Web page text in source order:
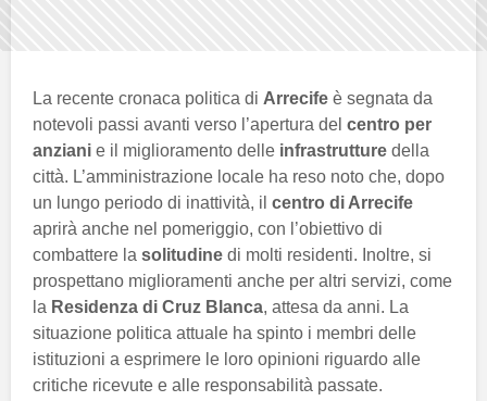
La recente cronaca politica di Arrecife è segnata da
notevoli passi avanti verso l’apertura del centro per
anziani e il miglioramento delle infrastrutture della
città. L’amministrazione locale ha reso noto che, dopo
un lungo periodo di inattività, il centro di Arrecife
aprirà anche nel pomeriggio, con l’obiettivo di
combattere la solitudine di molti residenti. Inoltre, si
prospettano miglioramenti anche per altri servizi, come
la Residenza di Cruz Blanca, attesa da anni. La
situazione politica attuale ha spinto i membri delle
istituzioni a esprimere le loro opinioni riguardo alle
critiche ricevute e alle responsabilità passate.